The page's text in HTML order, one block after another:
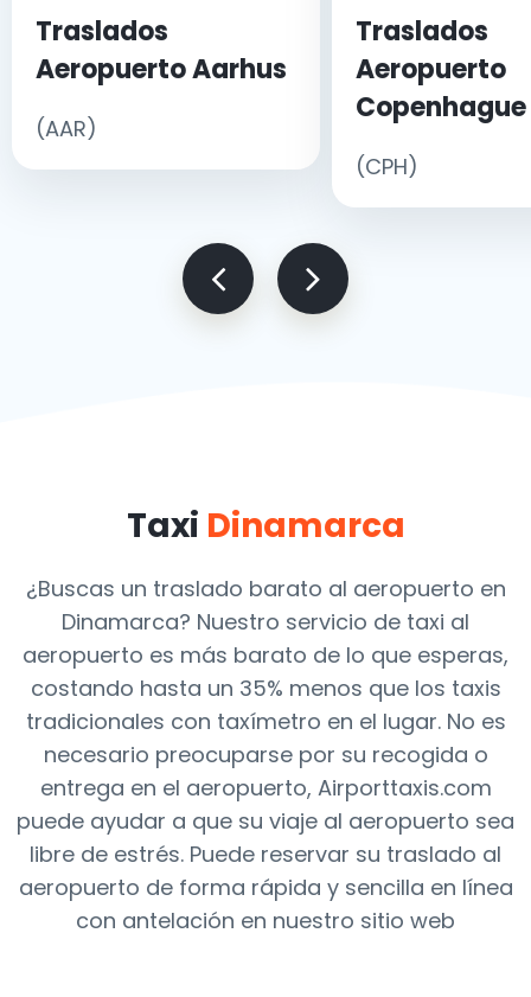
Traslados
Aeropuerto Aarhus
(AAR)
Traslados
Aeropuerto
Copenhague
(CPH)
Taxi Dinamarca
¿Buscas un traslado barato al aeropuerto en
Dinamarca? Nuestro servicio de taxi al
aeropuerto es más barato de lo que esperas,
costando hasta un 35% menos que los taxis
tradicionales con taxímetro en el lugar. No es
necesario preocuparse por su recogida o
entrega en el aeropuerto, Airporttaxis.com
puede ayudar a que su viaje al aeropuerto sea
libre de estrés. Puede reservar su traslado al
aeropuerto de forma rápida y sencilla en línea
con antelación en nuestro sitio web